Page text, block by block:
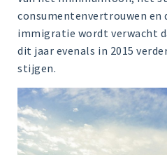
consumentenvertrouwen en
immigratie wordt verwacht
dit jaar evenals in 2015
stijgen.